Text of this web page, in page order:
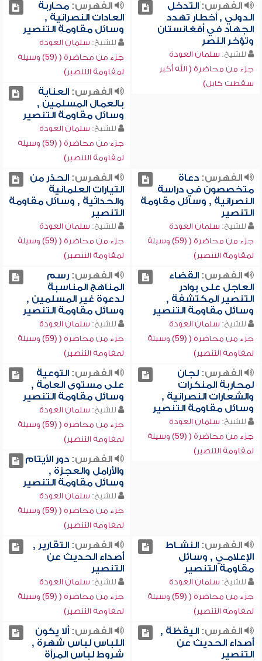
الفهرس:التدخل
الدولي , أخطار تهدد
الجهاد في أفغانستان
وتؤخر النصر
للشيخ: سلمان العودة
جزء من محاضرة ( الله أكبر
سقطت كابل)
الفهرس:محاربة
العادات النصرانية ,
وسائل مقاومة التنصير
للشيخ: سلمان العودة
جزء من محاضرة ( (59) وسيلة
لمقاومة التنصير)
الفهرس:العناية
بالعمال المسلمين ,
وسائل مقاومة التنصير
للشيخ: سلمان العودة
جزء من محاضرة ( (59) وسيلة
لمقاومة التنصير)
الفهرس:دعاة
متخصصون في دراسة
النصرانية , وسائل مقاومة
التنصير
للشيخ: سلمان العودة
جزء من محاضرة ( (59) وسيلة
لمقاومة التنصير)
الفهرس:الحذر من
التيارات العلمانية
والحداثية , وسائل مقاومة
التنصير
للشيخ: سلمان العودة
جزء من محاضرة ( (59) وسيلة
لمقاومة التنصير)
الفهرس:القضاء
العاجل على بوادر
التنصير المكتشفة ,
وسائل مقاومة التنصير
للشيخ: سلمان العودة
جزء من محاضرة ( (59) وسيلة
لمقاومة التنصير)
الفهرس:رسم
المناهج المناسبة
لدعوة غير المسلمين ,
وسائل مقاومة التنصير
للشيخ: سلمان العودة
جزء من محاضرة ( (59) وسيلة
لمقاومة التنصير)
الفهرس:لجان
لمحاربة المنكرات
والشعارات النصرانية ,
وسائل مقاومة التنصير
للشيخ: سلمان العودة
جزء من محاضرة ( (59) وسيلة
لمقاومة التنصير)
الفهرس:التوعية
على مستوى العامة ,
وسائل مقاومة التنصير
للشيخ: سلمان العودة
جزء من محاضرة ( (59) وسيلة
لمقاومة التنصير)
الفهرس:دور الأيتام
والأرامل والعجزة ,
وسائل مقاومة التنصير
للشيخ: سلمان العودة
جزء من محاضرة ( (59) وسيلة
لمقاومة التنصير)
الفهرس:النشـاط
الإعلامـي , وسائل
مقاومة التنصير
للشيخ: سلمان العودة
جزء من محاضرة ( (59) وسيلة
لمقاومة التنصير)
الفهرس:التقارير ,
أصداء الحديث عن
التنصير
للشيخ: سلمان العودة
جزء من محاضرة ( (59) وسيلة
لمقاومة التنصير)
الفهرس:اليقظة ,
أصداء الحديث عن
التنصير
الفهرس:ألا يكون
اللباس لباس شهرة ,
شروط لباس المرأة